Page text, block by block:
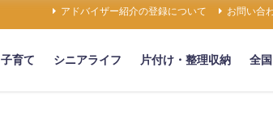
アドバイザー紹介の登録について お問い合
子育て シニアライフ 片付け・整理収納 全